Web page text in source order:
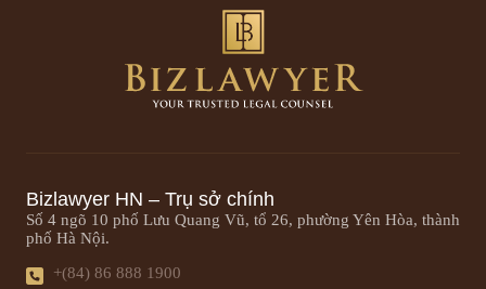
Bizlawyer HN – Trụ sở chính
Số 4 ngõ 10 phố Lưu Quang Vũ, tổ 26, phường Yên Hòa, thành
phố Hà Nội.
+(84) 86 888 1900